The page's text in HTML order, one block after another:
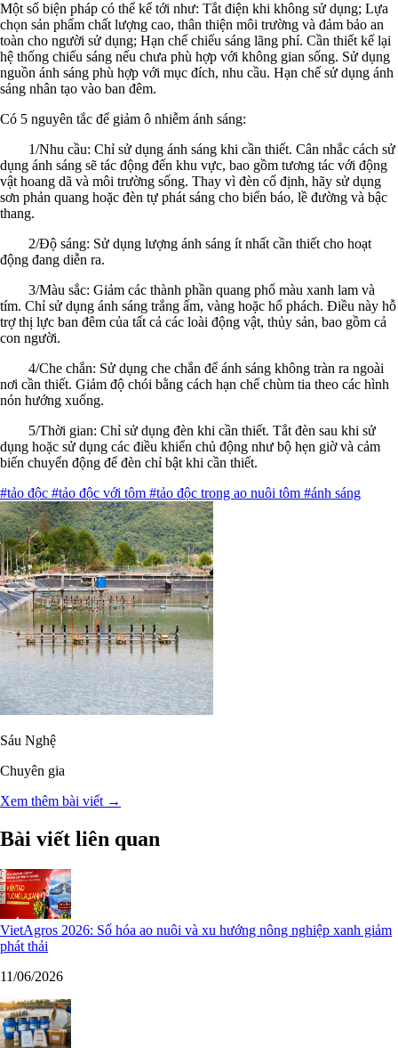
Một số biện pháp có thể kể tới như: Tắt điện khi không sử dụng; Lựa
chọn sản phẩm chất lượng cao, thân thiện môi trường và đảm bảo an
toàn cho người sử dụng; Hạn chế chiếu sáng lãng phí. Cần thiết kế lại
hệ thống chiếu sáng nếu chưa phù hợp với không gian sống. Sử dụng
nguồn ánh sáng phù hợp với mục đích, nhu cầu. Hạn chế sử dụng ánh
sáng nhân tạo vào ban đêm.
Có 5 nguyên tắc để giảm ô nhiễm ánh sáng:
1/Nhu cầu: Chỉ sử dụng ánh sáng khi cần thiết. Cân nhắc cách sử
dụng ánh sáng sẽ tác động đến khu vực, bao gồm tương tác với động
vật hoang dã và môi trường sống. Thay vì đèn cố định, hãy sử dụng
sơn phản quang hoặc đèn tự phát sáng cho biển báo, lề đường và bậc
thang.
2/Độ sáng: Sử dụng lượng ánh sáng ít nhất cần thiết cho hoạt
động đang diễn ra.
3/Màu sắc: Giảm các thành phần quang phổ màu xanh lam và
tím. Chỉ sử dụng ánh sáng trắng ấm, vàng hoặc hổ phách. Điều này hỗ
trợ thị lực ban đêm của tất cả các loài động vật, thủy sản, bao gồm cả
con người.
4/Che chắn: Sử dụng che chắn để ánh sáng không tràn ra ngoài
nơi cần thiết. Giảm độ chói bằng cách hạn chế chùm tia theo các hình
nón hướng xuống.
5/Thời gian: Chỉ sử dụng đèn khi cần thiết. Tắt đèn sau khi sử
dụng hoặc sử dụng các điều khiển chủ động như bộ hẹn giờ và cảm
biến chuyển động để đèn chỉ bật khi cần thiết.
#tảo độc #tảo độc với tôm #tảo độc trong ao nuôi tôm #ánh sáng
Sáu Nghệ
Chuyên gia
Xem thêm bài viết →
Bài viết liên quan
VietAgros 2026: Số hóa ao nuôi và xu hướng nông nghiệp xanh giảm
phát thải
11/06/2026